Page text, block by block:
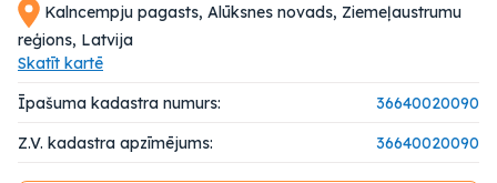
Kalncempju pagasts, Alūksnes novads, Ziemeļaustrumu
reģions, Latvija
Skatīt kartē
Īpašuma kadastra numurs:
36640020090
Z.V. kadastra apzīmējums:
36640020090